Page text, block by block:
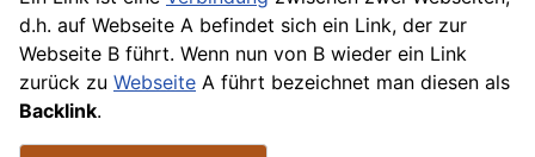
d.h. auf Webseite A befindet sich ein Link, der zur
Webseite B führt. Wenn nun von B wieder ein Link
zurück zu Webseite A führt bezeichnet man diesen als
Backlink.